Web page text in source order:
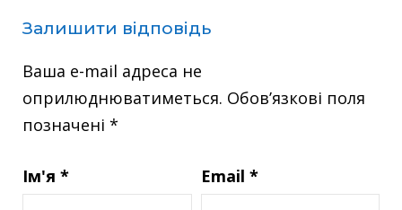
Залишити відповідь
Ваша e-mail адреса не
оприлюднюватиметься. Обов’язкові поля
позначені *
Ім'я * Email *